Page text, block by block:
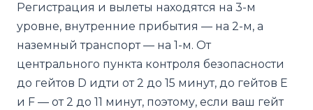
Регистрация и вылеты находятся на 3-м
уровне, внутренние прибытия — на 2-м, а
наземный транспорт — на 1-м. От
центрального пункта контроля безопасности
до гейтов D идти от 2 до 15 минут, до гейтов E
и F — от 2 до 11 минут, поэтому, если ваш гейт